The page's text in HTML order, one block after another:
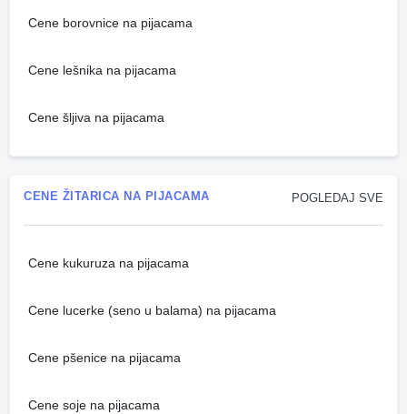
Cene borovnice na pijacama
Cene lešnika na pijacama
Cene šljiva na pijacama
POGLEDAJ SVE
CENE ŽITARICA NA PIJACAMA
Cene kukuruza na pijacama
Cene lucerke (seno u balama) na pijacama
Cene pšenice na pijacama
Cene soje na pijacama